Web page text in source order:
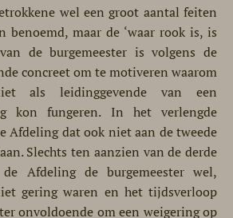
wel een groot aantal feiten
benoemd, maar de ‘waar rook is, is
de burgemeester is volgens de
concreet om te motiveren waarom
als leidinggevende van een
kon fungeren. In het verlengde
Afdeling dat ook niet aan de tweede
Slechts ten aanzien van de derde
Afdeling de burgemeester wel,
gering waren en het tijdsverloop
onvoldoende om een weigering op